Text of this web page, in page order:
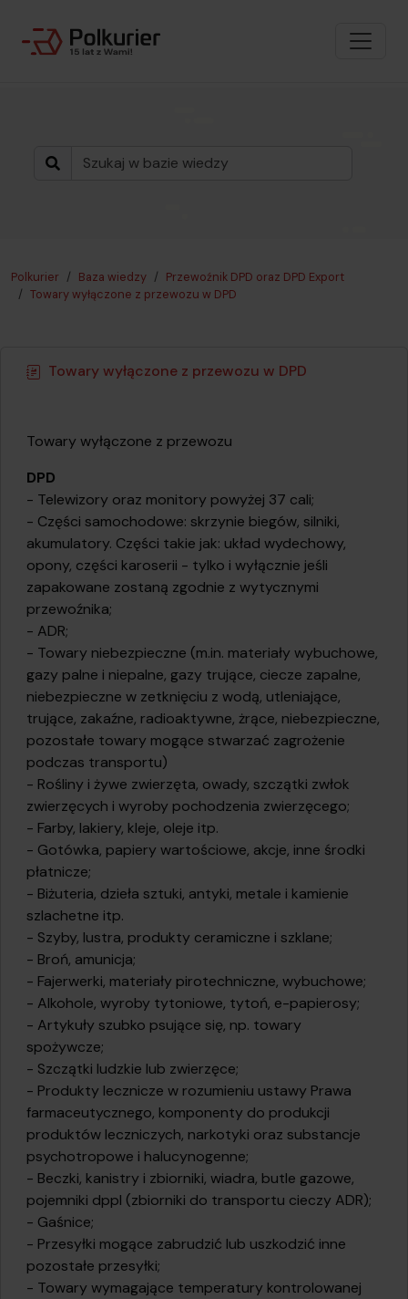
Polkurier Baza wiedzy
Przewoźnik DPD oraz DPD Export
Towary wyłączone z przewozu w DPD
Towary wyłączone z przewozu w DPD
Towary wyłączone z przewozu
DPD
- Telewizory oraz monitory powyżej 37 cali;
- Części samochodowe: skrzynie biegów, silniki,
akumulatory. Części takie jak: układ wydechowy,
opony, części karoserii - tylko i wyłącznie jeśli
zapakowane zostaną zgodnie z wytycznymi
przewoźnika;
- ADR;
- Towary niebezpieczne (m.in. materiały wybuchowe,
gazy palne i niepalne, gazy trujące, ciecze zapalne,
niebezpieczne w zetknięciu z wodą, utleniające,
trujące, zakaźne, radioaktywne, żrące, niebezpieczne,
pozostałe towary mogące stwarzać zagrożenie
podczas transportu)
- Rośliny i żywe zwierzęta, owady, szczątki zwłok
zwierzęcych i wyroby pochodzenia zwierzęcego;
- Farby, lakiery, kleje, oleje itp.
- Gotówka, papiery wartościowe, akcje, inne środki
płatnicze;
- Biżuteria, dzieła sztuki, antyki, metale i kamienie
szlachetne itp.
- Szyby, lustra, produkty ceramiczne i szklane;
- Broń, amunicja;
- Fajerwerki, materiały pirotechniczne, wybuchowe;
- Alkohole, wyroby tytoniowe, tytoń, e-papierosy;
- Artykuły szubko psujące się, np. towary
spożywcze;
- Szczątki ludzkie lub zwierzęce;
- Produkty lecznicze w rozumieniu ustawy Prawa
farmaceutycznego, komponenty do produkcji
produktów leczniczych, narkotyki oraz substancje
psychotropowe i halucynogenne;
- Beczki, kanistry i zbiorniki, wiadra, butle gazowe,
pojemniki dppl (zbiorniki do transportu cieczy ADR);
- Gaśnice;
- Przesyłki mogące zabrudzić lub uszkodzić inne
pozostałe przesyłki;
- Towary wymagające temperatury kontrolowanej